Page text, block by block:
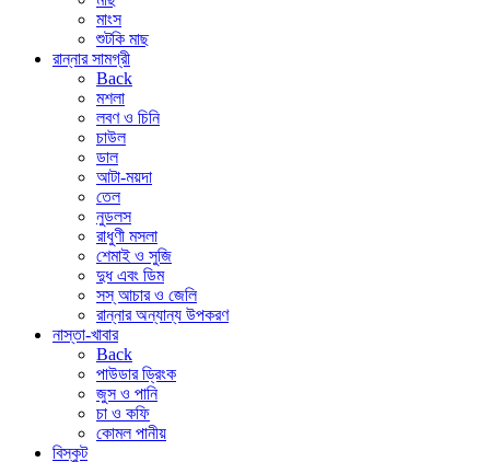
মাংস
শুটকি মাছ
রান্নার সামগ্রী
Back
মশলা
লবণ ও চিনি
চাউল
ডাল
আটা-ময়দা
তেল
নুডলস
রাধুণী মসলা
শেমাই ও সুজি
দুধ এবং ডিম
সস্ আচার ও জেলি
রান্নার অন্যান্য উপকরণ
নাস্তা-খাবার
Back
পাউডার ড্রিংক
জুস ও পানি
চা ও কফি
কোমল পানীয়
বিস্কুট